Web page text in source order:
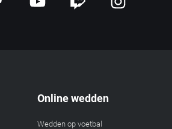
Online wedden
Wedden op voetbal